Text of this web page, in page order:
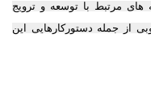
های مرتبط با توسعه و ترویج
از جمله دستورکارهایی این